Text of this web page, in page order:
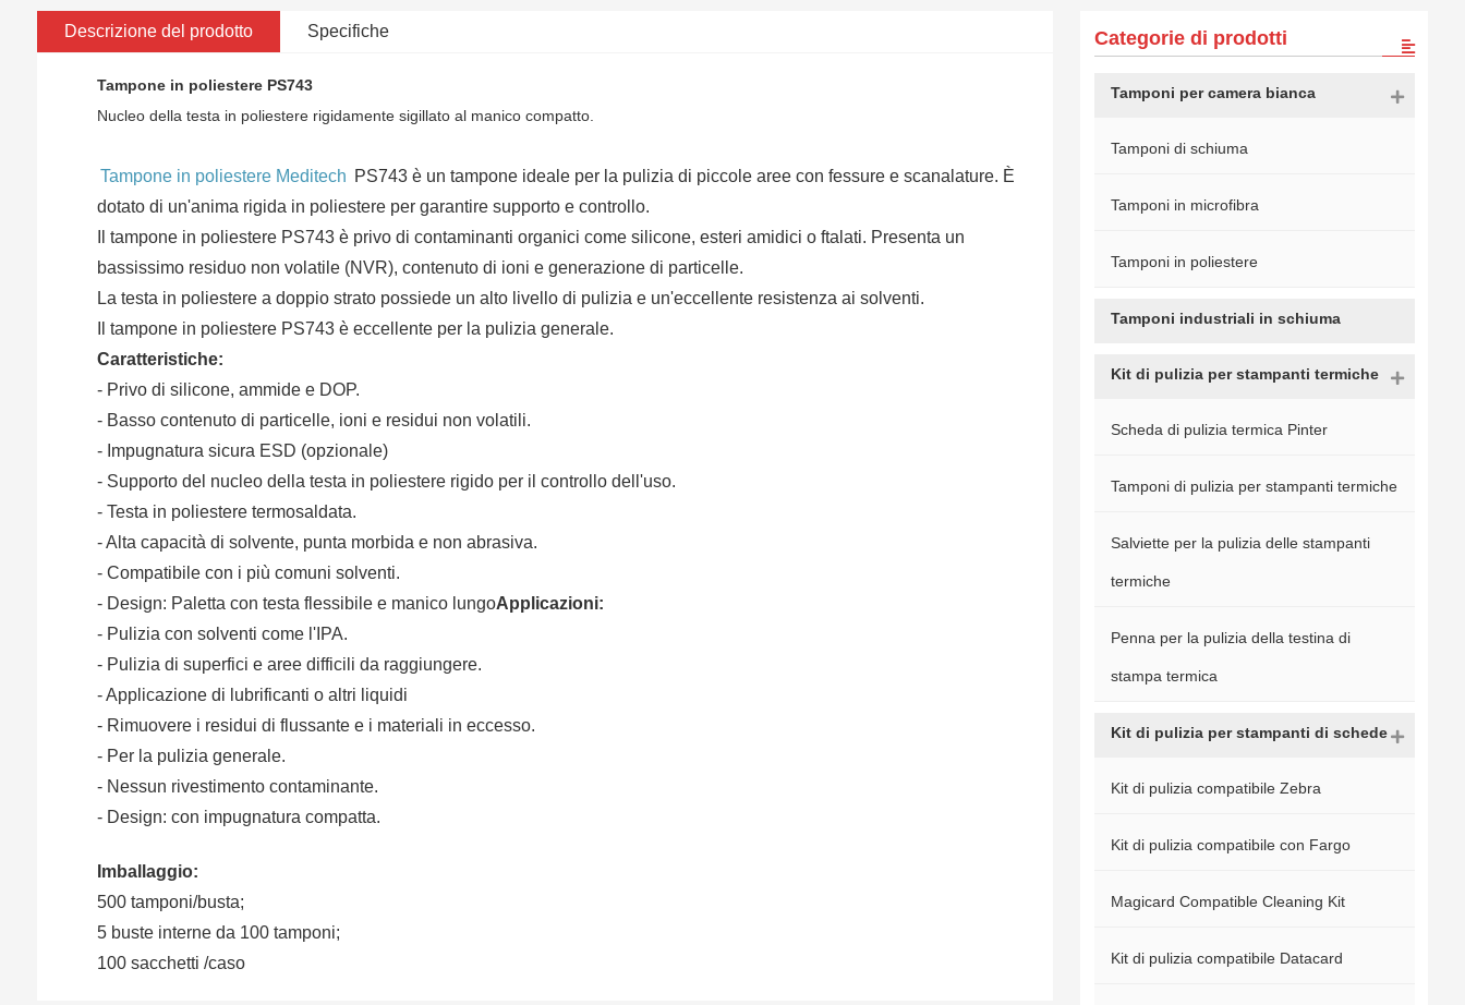
Descrizione del prodotto Specifiche
Tampone in poliestere PS743
Nucleo della testa in poliestere rigidamente sigillato al manico compatto.
Tampone in poliestere Meditech PS743 è un tampone ideale per la pulizia di piccole aree con fessure e scanalature. È
dotato di un'anima rigida in poliestere per garantire supporto e controllo.
Il tampone in poliestere PS743 è privo di contaminanti organici come silicone, esteri amidici o ftalati. Presenta un
bassissimo residuo non volatile (NVR), contenuto di ioni e generazione di particelle.
La testa in poliestere a doppio strato possiede un alto livello di pulizia e un'eccellente resistenza ai solventi.
Il tampone in poliestere PS743 è eccellente per la pulizia generale.
Caratteristiche:
- Privo di silicone, ammide e DOP.
- Basso contenuto di particelle, ioni e residui non volatili.
- Impugnatura sicura ESD (opzionale)
- Supporto del nucleo della testa in poliestere rigido per il controllo dell'uso.
- Testa in poliestere termosaldata.
- Alta capacità di solvente, punta morbida e non abrasiva.
- Compatibile con i più comuni solventi.
- Design: Paletta con testa flessibile e manico lungoApplicazioni:
- Pulizia con solventi come l'IPA.
- Pulizia di superfici e aree difficili da raggiungere.
- Applicazione di lubrificanti o altri liquidi
- Rimuovere i residui di flussante e i materiali in eccesso.
- Per la pulizia generale.
- Nessun rivestimento contaminante.
- Design: con impugnatura compatta.
Imballaggio:
500 tamponi/busta;
5 buste interne da 100 tamponi;
100 sacchetti /caso
Categorie di prodotti
Tamponi per camera bianca
Tamponi di schiuma
Tamponi in microfibra
Tamponi in poliestere
Tamponi industriali in schiuma
Kit di pulizia per stampanti termiche
Scheda di pulizia termica Pinter
Tamponi di pulizia per stampanti termiche
Salviette per la pulizia delle stampanti
termiche
Penna per la pulizia della testina di
stampa termica
Kit di pulizia per stampanti di schede
Kit di pulizia compatibile Zebra
Kit di pulizia compatibile con Fargo
Magicard Compatible Cleaning Kit
Kit di pulizia compatibile Datacard